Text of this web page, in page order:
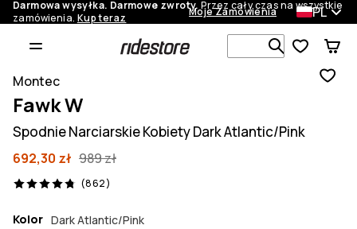
Darmowa wysyłka. Darmowe zwroty. Przez cały czas na wszystkie
zamówienia. Kup teraz Moje Zamówienia PL
Szukaj w 1
Montec
Fawk W
Spodnie Narciarskie Kobiety Dark Atlantic/Pink
692,30 zł 989 zł
(862)
862 recenzje, 4.8/5
Kolor Dark Atlantic/Pink